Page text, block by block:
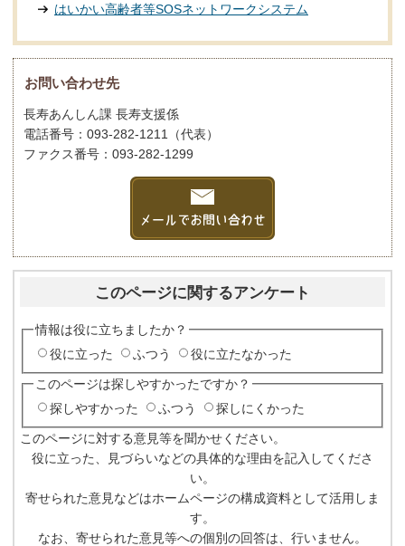
はいかい高齢者等SOSネットワークシステム
お問い合わせ先
長寿あんしん課 長寿支援係
電話番号：093-282-1211（代表）
ファクス番号：093-282-1299
このページに関するアンケート
情報は役に立ちましたか？
役に立った
ふつう 役に立たなかった
このページは探しやすかったですか？
探しやすかった
ふつう 探しにくかった
このページに対する意見等を聞かせください。
役に立った、見づらいなどの具体的な理由を記入してくださ
い。
寄せられた意見などはホームページの構成資料として活用しま
す。
なお、寄せられた意見等への個別の回答は、行いません。